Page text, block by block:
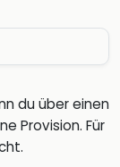
du über einen
Provision. Für